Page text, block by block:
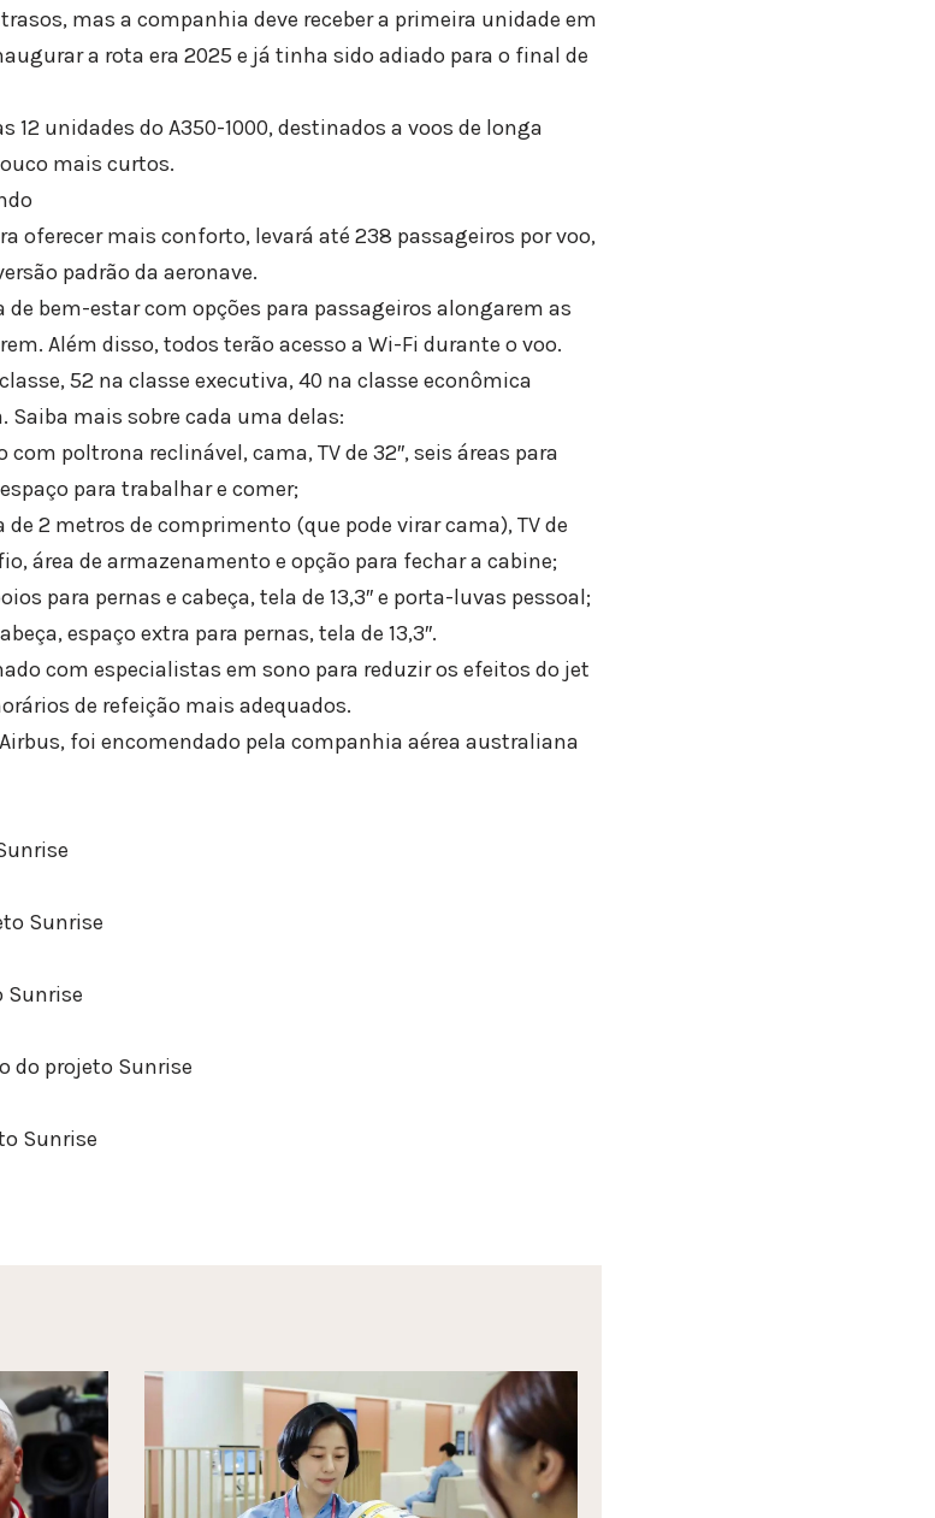
mas a companhia deve receber a primeira unidade em
a rota era 2025 e já tinha sido adiado para o final de
12 unidades do A350-1000, destinados a voos de longa
mais curtos.
oferecer mais conforto, levará até 238 passageiros por voo,
padrão da aeronave.
bem-estar com opções para passageiros alongarem as
Além disso, todos terão acesso a Wi-Fi durante o voo.
52 na classe executiva, 40 na classe econômica
Saiba mais sobre cada uma delas:
poltrona reclinável, cama, TV de 32″, seis áreas para
para trabalhar e comer;
2 metros de comprimento (que pode virar cama), TV de
área de armazenamento e opção para fechar a cabine;
para pernas e cabeça, tela de 13,3″ e porta-luvas pessoal;
espaço extra para pernas, tela de 13,3″.
com especialistas em sono para reduzir os efeitos do jet
de refeição mais adequados.
foi encomendado pela companhia aérea australiana
Sunrise
Sunrise
do projeto Sunrise
Sunrise